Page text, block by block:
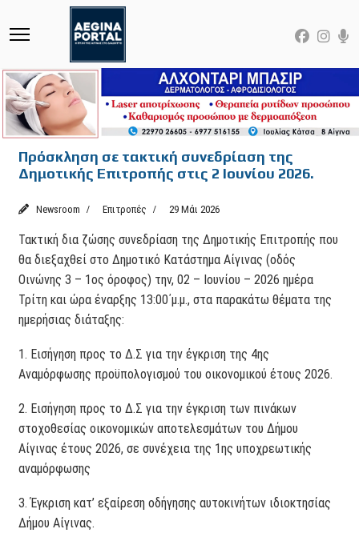
Πρόσκληση σε τακτική συνεδρίαση της
Δημοτικής Επιτροπής στις 2 Ιουνίου 2026.
Newsroom Επιτροπές 29 Μάι 2026
Τακτική δια ζώσης συνεδρίαση της Δημοτικής Επιτροπής που
θα διεξαχθεί στο Δημοτικό Κατάστημα Αίγινας (οδός
Οινώνης 3 – 1ος όροφος) την, 02 – Ιουνίου – 2026 ημέρα
Τρίτη και ώρα έναρξης 13:00΄μ.μ., στα παρακάτω θέματα της
ημερήσιας διάταξης:
1. Εισήγηση προς το Δ.Σ για την έγκριση της 4ης
Αναμόρφωσης προϋπολογισμού του οικονομικού έτους 2026.
2. Εισήγηση προς το Δ.Σ για την έγκριση των πινάκων
στοχοθεσίας οικονομικών αποτελεσμάτων του Δήμου
Αίγινας έτους 2026, σε συνέχεια της 1ης υποχρεωτικής
αναμόρφωσης
3. Έγκριση κατ’ εξαίρεση οδήγησης αυτοκινήτων ιδιοκτησίας
Δήμου Αίγινας.